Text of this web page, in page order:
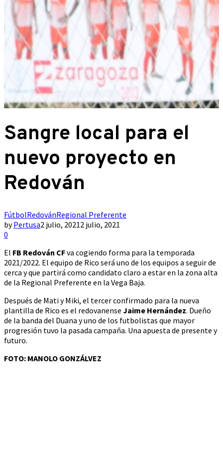
Sangre local para el
nuevo proyecto en
Redován
FútbolRedovánRegional Preferente
byPertusa2 julio, 20212 julio, 2021
0
El FB Redován CFva cogiendo forma para la temporada
2021/2022. El equipo de Rico será uno de los equipos a seguir de
cerca y que partirá como candidato claro a estar en la zona alta
de la Regional Preferente en la Vega Baja.
Después de Mati y Miki, el tercer confirmado para la nueva
plantilla de Rico es el redovanense Jaime Hernández. Dueño
de la banda del Duana y uno de los futbolistas que mayor
progresión tuvo la pasada campaña. Una apuesta de presente y
futuro.
FOTO: MANOLO GONZÁLVEZ